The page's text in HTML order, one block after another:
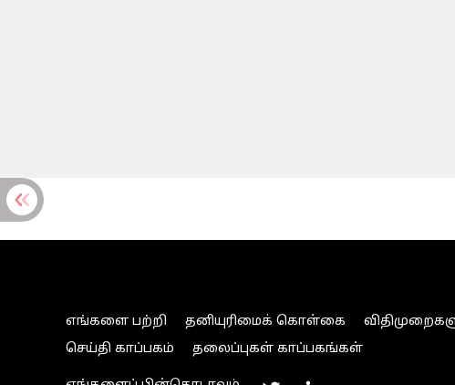
எங்களை பற்றி தனியுரிமைக் கொள்கை
செய்தி காப்பகம்
தலைப்புகள் காப்பகங்கள்